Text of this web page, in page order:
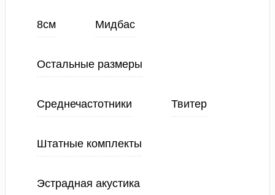
8см Мидбас
Остальные размеры
Среднечастотники Твитер
Штатные комплекты
Эстрадная акустика